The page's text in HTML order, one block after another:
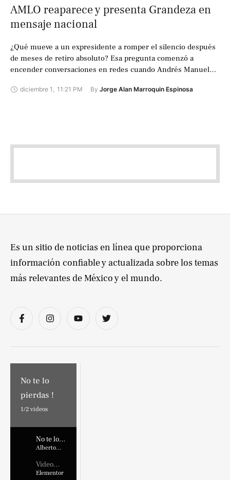
AMLO reaparece y presenta Grandeza en
mensaje nacional
¿Qué mueve a un expresidente a romper el silencio después
de meses de retiro absoluto? Esa pregunta comenzó a
encender conversaciones en redes cuando Andrés Manuel
diciembre 1 , 11:21 PM By Jorge Alan Marroquin Espinosa
No te lo
pierdas !
1/2 videos
No te lo
pierdas !
Alberto
Video
Placehold
Elementor
Es un sitio de noticias en línea que proporciona
información confiable y actualizada sobre los temas
más relevantes de México y el mundo.